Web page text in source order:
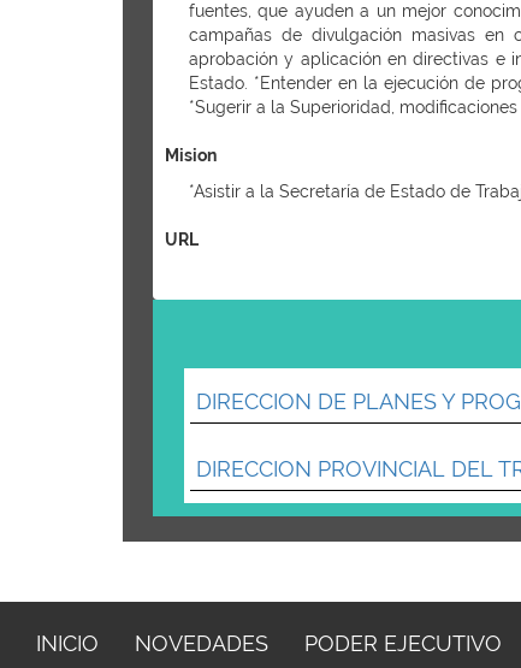
fuentes, que ayuden a un mejor
campañas de divulgación masivas en
aprobación y aplicación en directivas e
Estado. *Entender en la ejecución de
*Sugerir a la Superioridad,
Mision
*Asistir a la Secretaría de Estado de
URL
DIRECCION DE PLANES Y
DIRECCION PROVINCIAL DEL
INICIO NOVEDADES
PODER EJECUTIVO